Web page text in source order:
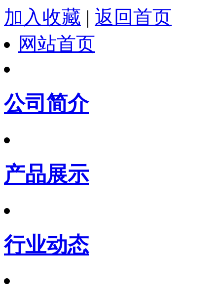
加入收藏 | 返回首页
网站首页
公司简介
产品展示
行业动态